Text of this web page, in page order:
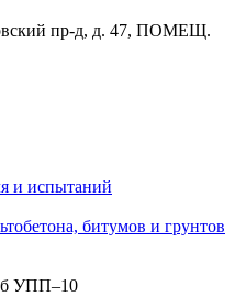
пр-д, д. 47, ПОМЕЩ.
и испытаний
битумов и грунтов
УПП–10